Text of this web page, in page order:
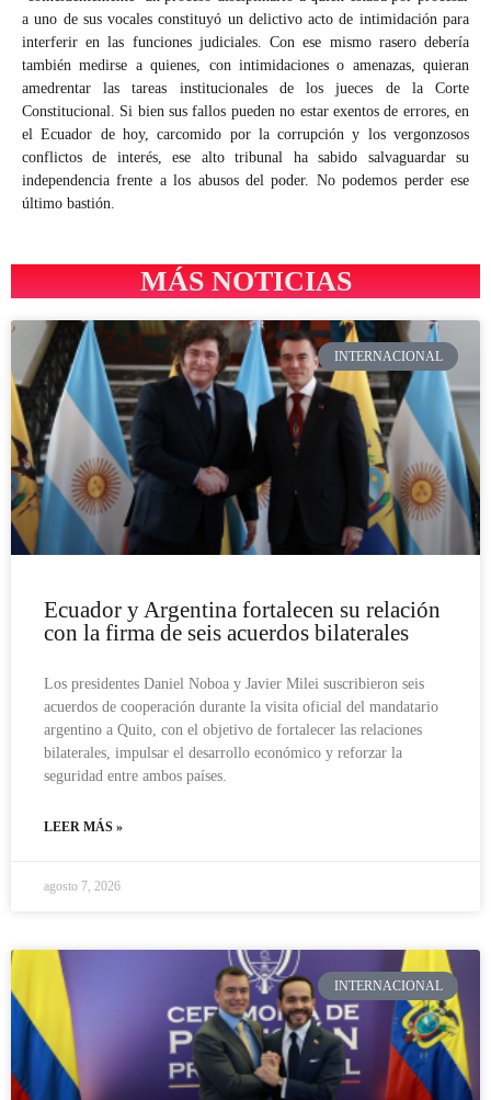
a uno de sus vocales constituyó un delictivo acto de intimidación para
interferir en las funciones judiciales. Con ese mismo rasero debería
también medirse a quienes, con intimidaciones o amenazas, quieran
amedrentar las tareas institucionales de los jueces de la Corte
Constitucional. Si bien sus fallos pueden no estar exentos de errores, en
el Ecuador de hoy, carcomido por la corrupción y los vergonzosos
conflictos de interés, ese alto tribunal ha sabido salvaguardar su
independencia frente a los abusos del poder. No podemos perder ese
último bastión.
MÁS NOTICIAS
INTERNACIONAL
Ecuador y Argentina fortalecen su relación
con la firma de seis acuerdos bilaterales
Los presidentes Daniel Noboa y Javier Milei suscribieron seis
acuerdos de cooperación durante la visita oficial del mandatario
argentino a Quito, con el objetivo de fortalecer las relaciones
bilaterales, impulsar el desarrollo económico y reforzar la
seguridad entre ambos países.
LEER MÁS »
agosto 7, 2026
INTERNACIONAL